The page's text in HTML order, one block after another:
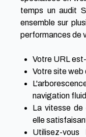
temps unaudit
ensemble sur
performances de
Votre URL
Votre site web
navigation
La vitesse de
elle
Utilisez-